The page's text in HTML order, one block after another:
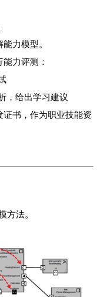
力模型。
力评测：
，给出学习建议
证书，作为职业技能资
方法。